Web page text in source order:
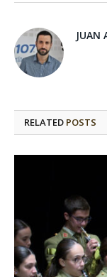
JUAN
RELATED POSTS